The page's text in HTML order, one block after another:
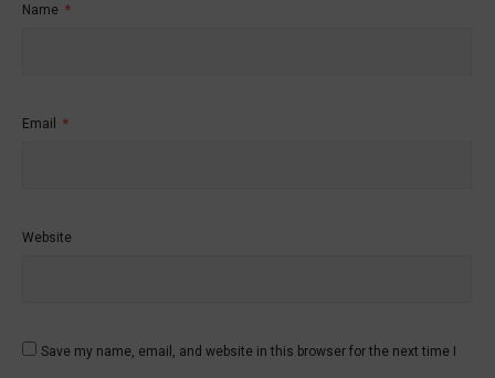
Name *
Email *
Website
Save my name, email, and website in this browser for the next time I